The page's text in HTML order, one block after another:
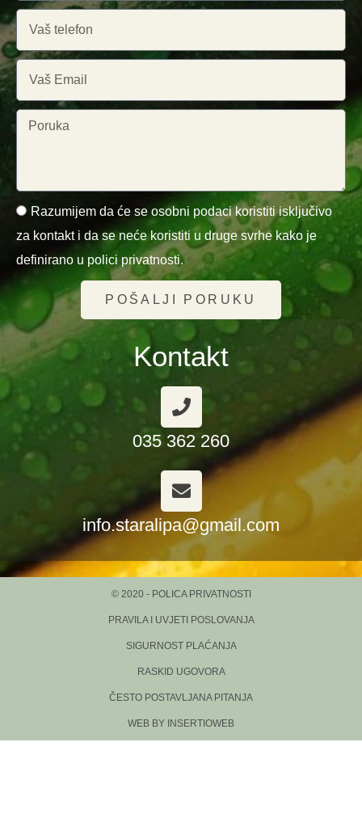
Razumijem da će se osobni podaci koristiti isključivo
za kontakt i da se neće koristiti u druge svrhe kako je
definirano u polici privatnosti.
POŠALJI PORUKU
Kontakt
035 362 260
info.staralipa@gmail.com
© 2020 - POLICA PRIVATNOSTI
PRAVILA I UVJETI POSLOVANJA
SIGURNOST PLAĆANJA
RASKID UGOVORA
ČESTO POSTAVLJANA PITANJA
WEB BY INSERTIOWEB